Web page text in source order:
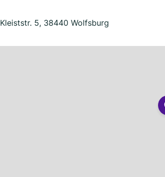
Kleiststr. 5, 38440 Wolfsburg